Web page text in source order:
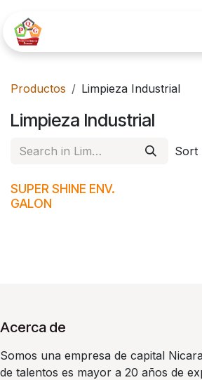
Productos Limpieza Industrial
Limpieza Industrial
Sort
SUPER SHINE ENV.
GALON
Acerca de
Somos una empresa de capital
de talentos es mayor a 20 años de